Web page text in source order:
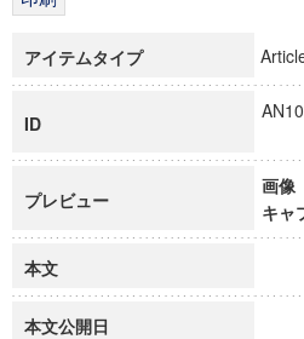
博士課程教育リーディング
アイテムタイプ
ID
プレビュー
画像
キャ
本文
本文公開日